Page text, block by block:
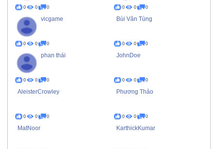
0 0 0 0 0 0
vicgame
0 0 0
Bùi Văn Tùng
0 0 0
phan thái
0 0 0
JohnDoe
0 0 0
AleisterCrowley
0 0 0
Phương Thảo
0 0 0
MatNoor KarthickKumar